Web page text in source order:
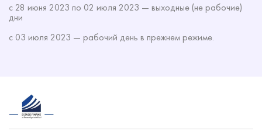
с 28 июня 2023 по 02 июля 2023 — выходные (не рабочие)
дни
с 03 июля 2023 — рабочий день в прежнем режиме.